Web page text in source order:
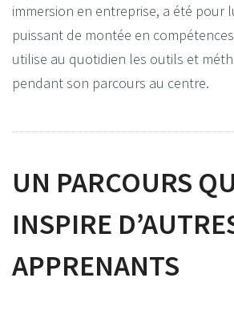
immersion en entreprise, a été pour
puissant de montée en
utilise au quotidien les outils et
pendant son parcours au centre.
UN PARCOURS
INSPIRE
APPRENANTS